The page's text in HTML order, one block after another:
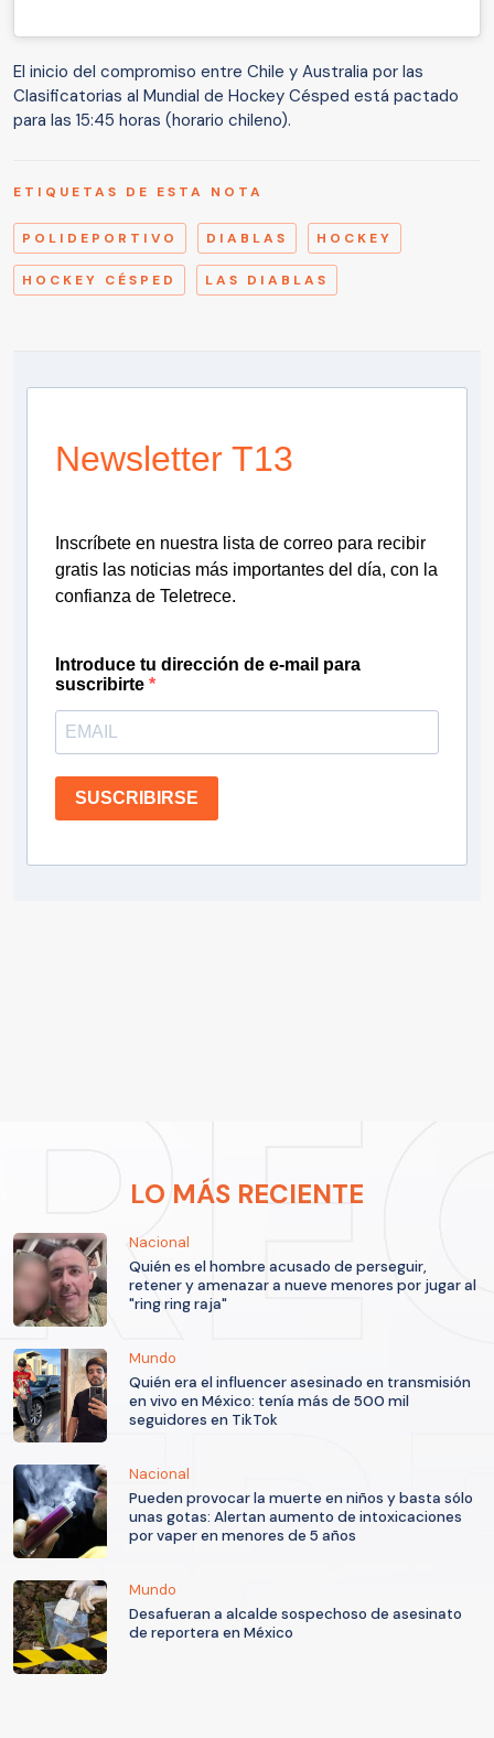
El inicio del compromiso entre Chile y Australia por las
Clasificatorias al Mundial de Hockey Césped está pactado
para las 15:45 horas (horario chileno).
ETIQUETAS DE ESTA NOTA
POLIDEPORTIVO DIABLAS HOCKEY
HOCKEY CÉSPED LAS DIABLAS
Newsletter T13
Inscríbete en nuestra lista de correo para recibir
gratis las noticias más importantes del día, con la
confianza de Teletrece.
Introduce tu dirección de e-mail para
suscribirte
SUSCRIBIRSE
LO MÁS RECIENTE
Nacional
Quién es el hombre acusado de perseguir,
retener y amenazar a nueve menores por jugar al
"ring ring raja"
Mundo
Quién era el influencer asesinado en transmisión
en vivo en México: tenía más de 500 mil
seguidores en TikTok
Nacional
Pueden provocar la muerte en niños y basta sólo
unas gotas: Alertan aumento de intoxicaciones
por vaper en menores de 5 años
Mundo
Desafueran a alcalde sospechoso de asesinato
de reportera en México